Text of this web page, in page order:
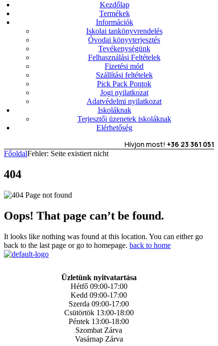
Kezdőlap
Termékek
Információk
Iskolai tankönyvrendelés
Óvodai könyvterjesztés
Tevékenységünk
Felhasználási Feltételek
Fizetési mód
Szállítási feltételek
Pick Pack Pontok
Jogi nyilatkozat
Adatvédelmi nyilatkozat
Iskoláknak
Terjesztői üzenetek iskoláknak
Elérhetőség
Hívjon most! +36 23 361 051
FőoldalFehler: Seite existiert nicht
404
Oops! That page can’t be found.
It looks like nothing was found at this location. You can either go
back to the last page or go to homepage. back to home
Üzletünk nyitvatartása
Hétfő 09:00-17:00
Kedd 09:00-17:00
Szerda 09:00-17:00
Csütörtök 13:00-18:00
Péntek 13:00-18:00
Szombat Zárva
Vasárnap Zárva